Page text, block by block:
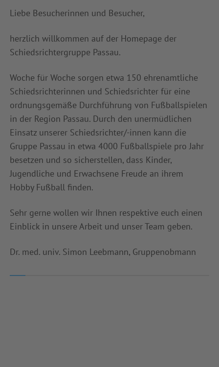
INFOTHEK SPIELPLUS
Liebe Besucherinnen und Besucher,
herzlich willkommen auf der Homepage der
Schiedsrichtergruppe Passau.
Woche für Woche sorgen etwa 150 ehrenamtliche
Schiedsrichterinnen und Schiedsrichter für eine
ordnungsgemäße Durchführung von Fußballspielen
in der Region Passau. Durch den unermüdlichen
Einsatz unserer Schiedsrichter/-innen kann die
Gruppe Passau in etwa 4000 Fußballspiele pro Jahr
besetzen und so sicherstellen, dass Kinder,
Jugendliche und Erwachsene Freude an ihrem
Hobby Fußball finden.
Sehr gerne wollen wir Ihnen respektive euch einen
Einblick in unsere Arbeit und unser Team geben.
Dr. med. univ. Simon Leebmann, Gruppenobmann